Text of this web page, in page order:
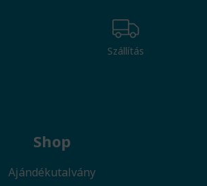
Szállítás
Shop
Ajándékutalvány